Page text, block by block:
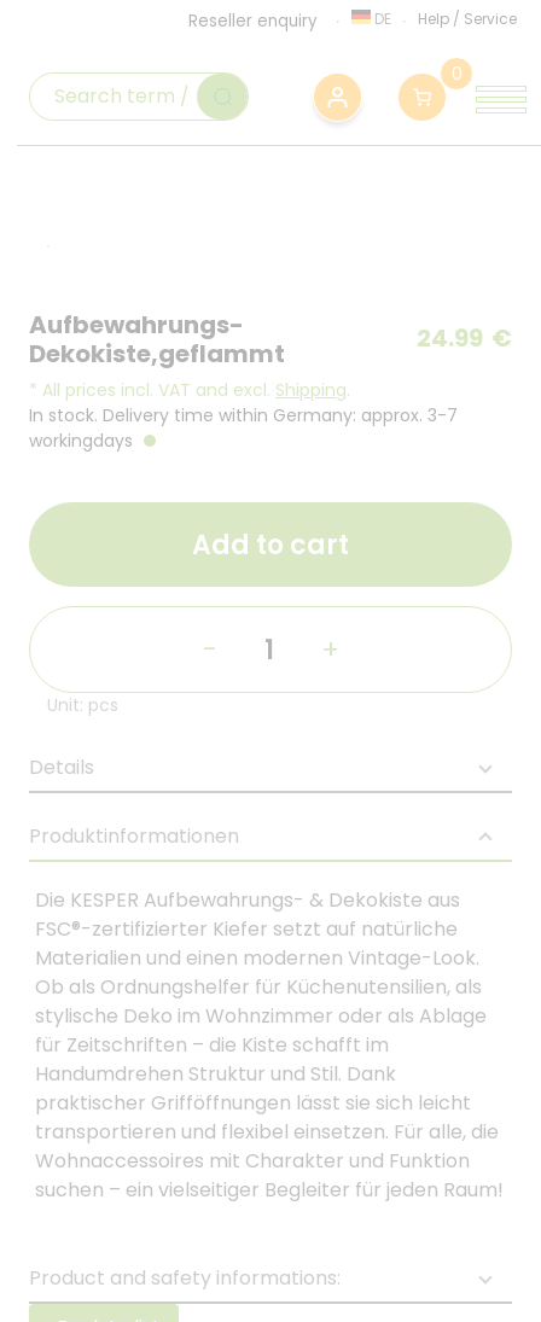
Reseller enquiry DE Help / Service
0
Aufbewahrungs-
Dekokiste,geflammt
24.99 €
* All prices incl. VAT and excl. Shipping.
In stock. Delivery time within Germany: approx. 3-7
workingdays
Add to cart
- +
Unit: pcs
Details
Produktinformationen
Die KESPER Aufbewahrungs- & Dekokiste aus
FSC®-zertifizierter Kiefer setzt auf natürliche
Materialien und einen modernen Vintage-Look.
Ob als Ordnungshelfer für Küchenutensilien, als
stylische Deko im Wohnzimmer oder als Ablage
für Zeitschriften – die Kiste schafft im
Handumdrehen Struktur und Stil. Dank
praktischer Grifföffnungen lässt sie sich leicht
transportieren und flexibel einsetzen. Für alle, die
Wohnaccessoires mit Charakter und Funktion
suchen – ein vielseitiger Begleiter für jeden Raum!
Product and safety informations: